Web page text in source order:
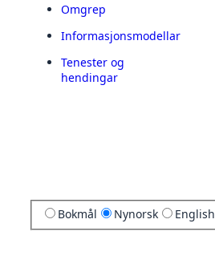
Omgrep
Informasjonsmodellar
Tenester og
hendingar
Bokmål Nynorsk English